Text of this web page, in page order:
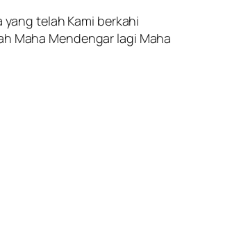
yang telah Kami berkahi
Maha Mendengar lagi Maha